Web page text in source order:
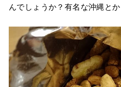
んでしょうか？有名な沖縄と